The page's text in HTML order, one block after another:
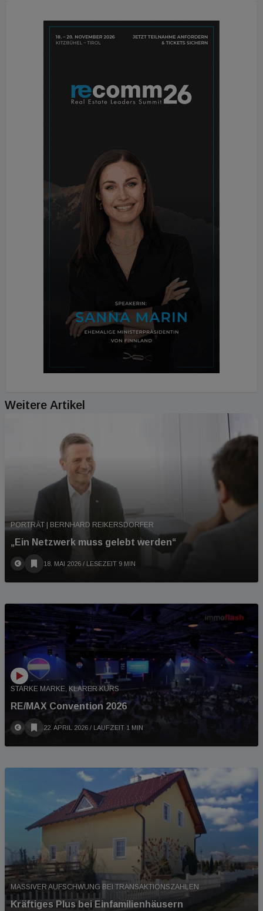
Weitere Artikel
PORTRÄT | BERNHARD REIKERSDORFER
„Ein Netzwerk muss gelebt werden“
18. MAI 2026 / LESEZEIT 9 MIN
STARKE MARKE, KLARER KURS
RE/MAX Convention 2026
22. APRIL 2026 / LAUFZEIT 1 MIN
MASSIVER AUFSCHWUNG BEI TRANSAKTIONSZAHLEN
Kräftiges Plus bei Einfamilienhäusern